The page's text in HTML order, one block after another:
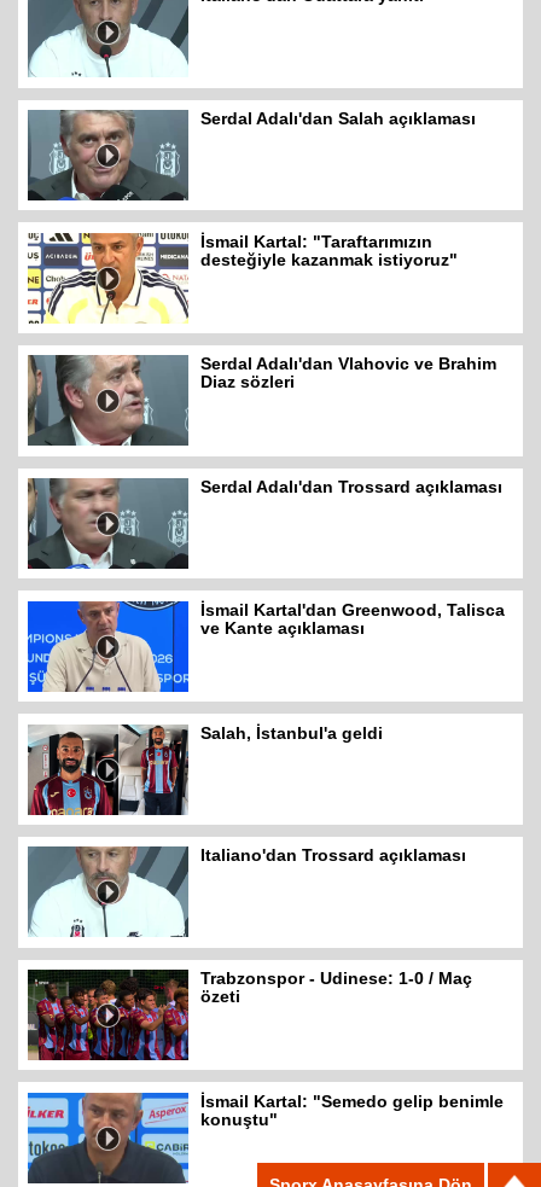
Serdal Adalı'dan Salah açıklaması
İsmail Kartal: "Taraftarımızın
desteğiyle kazanmak istiyoruz"
Serdal Adalı'dan Vlahovic ve Brahim
Diaz sözleri
Serdal Adalı'dan Trossard açıklaması
İsmail Kartal'dan Greenwood, Talisca
ve Kante açıklaması
Salah, İstanbul'a geldi
Italiano'dan Trossard açıklaması
Trabzonspor - Udinese: 1-0 / Maç
özeti
İsmail Kartal: "Semedo gelip benimle
konuştu"